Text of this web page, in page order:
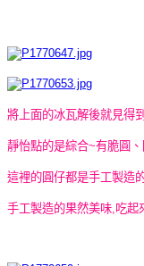
將上面的冰瓦解後就見得
靜怡點的是綜合~有脆圓
這裡的圓仔都是手工製造
手工製造的果然美味,吃起